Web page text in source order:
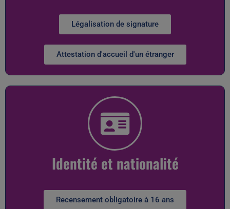
Légalisation de signature
Attestation d'accueil d'un étranger
Identité et nationalité
Recensement obligatoire à 16 ans